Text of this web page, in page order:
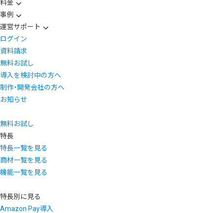
料金
事例
運営サポート
ログイン
資料請求
無料お試し
導入を検討中の方へ
制作・開発会社の方へ
お知らせ
無料お試し
特長
特長一覧を見る
商材一覧を見る
機能一覧を見る
特長別に見る
Amazon Pay導入